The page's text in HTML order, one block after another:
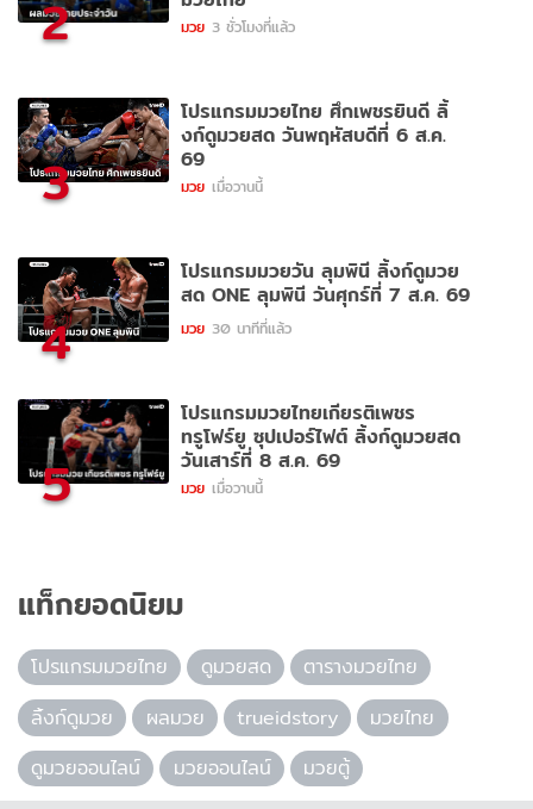
2 มวย 3 ชั่วโมงที่แล้ว
3
โปรแกรมมวยไทย ศึกเพชรยินดี ลิ้
งก์ดูมวยสด วันพฤหัสบดีที่ 6 ส.ค.
69
มวย เมื่อวานนี้
4
โปรแกรมมวยวัน ลุมพินี ลิ้งก์ดูมวย
สด ONE ลุมพินี วันศุกร์ที่ 7 ส.ค. 69
มวย 30 นาทีที่แล้ว
5
โปรแกรมมวยไทยเกียรติเพชร
ทรูโฟร์ยู ซุปเปอร์ไฟต์ ลิ้งก์ดูมวยสด
วันเสาร์ที่ 8 ส.ค. 69
มวย เมื่อวานนี้
แท็กยอดนิยม
โปรแกรมมวยไทย ดูมวยสด
ตารางมวยไทย
ลิ้งก์ดูมวย
ผลมวย trueidstory
มวยไทย
ดูมวยออนไลน์
มวยออนไลน์ มวยตู้